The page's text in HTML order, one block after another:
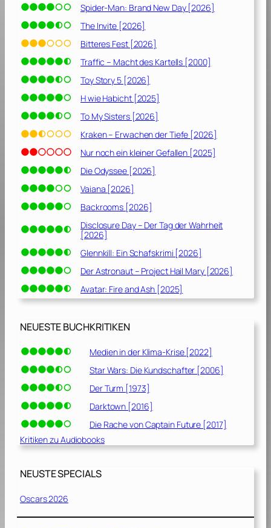
Spider-Man: Brand New Day [2026]
The Invite [2026]
Bitteres Fest [2026]
Traffic – Macht des Kartells [2000]
Toy Story 5 [2026]
H wie Habicht [2025]
To My Sisters [2026]
Kraken – Erwachen der Tiefe [2026]
Nur noch ein kleiner Gefallen [2025]
Die Odyssee [2026]
Vaiana [2026]
Backrooms [2026]
Disclosure Day – Der Tag der Wahrheit
[2026]
Glennkill: Ein Schafskrimi [2026]
Der Astronaut – Project Hail Mary [2026]
Avatar: Fire and Ash [2025]
NEUESTE BUCHKRITIKEN
Medien in der Klima-Krise [2022]
Star Wars: Die Kundschafter [2006]
Der Turm [1973]
Darktown [2016]
Die Rache von Captain Future [2017]
Kritiken zu Audiobooks
NEUSTE SPECIALS
Oscars 2026